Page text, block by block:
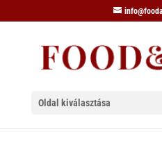
Oldal kiválasztása